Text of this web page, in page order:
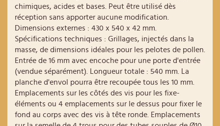
chimiques, acides et bases. Peut être utilisé dès
réception sans apporter aucune modification.
Dimensions externes : 430 x 540 x 42 mm.
Spécifications techniques : Grillages, injectés dans la
masse, de dimensions idéales pour les pelotes de pollen.
Entrée de 16 mm avec encoche pour une porte d'entrée
(vendue séparément). Longueur totale : 540 mm. La
planche d'envol pourra être recoupée tous les 10 mm.
Emplacements sur les côtés des vis pour les fixe-
éléments ou 4 emplacements sur le dessus pour fixer le
fond au corps avec des vis à tête ronde. Emplacements